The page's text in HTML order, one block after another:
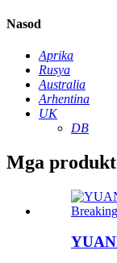
Nasod
Aprika
Rusya
Australia
Arhentina
UK
DB
Mga